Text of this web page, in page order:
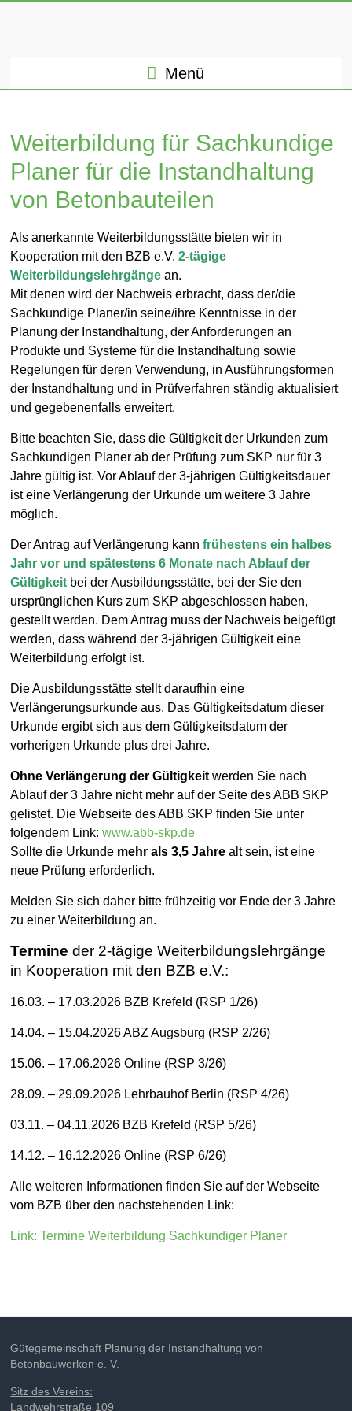
Menü
Weiterbildung für Sachkundige
Planer für die Instandhaltung
von Betonbauteilen
Als anerkannte Weiterbildungsstätte bieten wir in
Kooperation mit den BZB e.V.2-tägige
Weiterbildungslehrgänge an.
Mit denen wird der Nachweis erbracht, dass der/die
Sachkundige Planer/in seine/ihre Kenntnisse in der
Planung der Instandhaltung, der Anforderungen an
Produkte und Systeme für die Instandhaltung sowie
Regelungen für deren Verwendung, in Ausführungsformen
der Instandhaltung und in Prüfverfahren ständig aktualisiert
und gegebenenfalls erweitert.
Bitte beachten Sie, dass die Gültigkeit der Urkunden zum
Sachkundigen Planer ab der Prüfung zum SKP nur für 3
Jahre gültig ist. Vor Ablauf der 3-jährigen Gültigkeitsdauer
ist eine Verlängerung der Urkunde um weitere 3 Jahre
möglich.
Der Antrag auf Verlängerung kannfrühestens ein halbes
Jahr vor und spätestens 6 Monate nach Ablauf der
Gültigkeit bei der Ausbildungsstätte, bei der Sie den
ursprünglichen Kurs zum SKP abgeschlossen haben,
gestellt werden. Dem Antrag muss der Nachweis beigefügt
werden, dass während der 3-jährigen Gültigkeit eine
Weiterbildung erfolgt ist.
Die Ausbildungsstätte stellt daraufhin eine
Verlängerungsurkunde aus. Das Gültigkeitsdatum dieser
Urkunde ergibt sich aus dem Gültigkeitsdatum der
vorherigen Urkunde plus drei Jahre.
Ohne Verlängerung der Gültigkeit werden Sie nach
Ablauf der 3 Jahre nicht mehr auf der Seite des ABB SKP
gelistet. Die Webseite des ABB SKP finden Sie unter
folgendem Link:www.abb-skp.de
Sollte die Urkunde mehr als 3,5 Jahre alt sein, ist eine
neue Prüfung erforderlich.
Melden Sie sich daher bitte frühzeitig vor Ende der 3 Jahre
zu einer Weiterbildung an.
Termine der 2-tägige Weiterbildungslehrgänge
in Kooperation mit den BZB e.V.:
16.03. – 17.03.2026 BZB Krefeld (RSP 1/26)
14.04. – 15.04.2026 ABZ Augsburg (RSP 2/26)
15.06. – 17.06.2026 Online (RSP 3/26)
28.09. – 29.09.2026 Lehrbauhof Berlin (RSP 4/26)
03.11. – 04.11.2026 BZB Krefeld (RSP 5/26)
14.12. – 16.12.2026 Online (RSP 6/26)
Alle weiteren Informationen finden Sie auf der Webseite
vom BZB über den nachstehenden Link:
Link: Termine Weiterbildung Sachkundiger Planer
Gütegemeinschaft Planung der Instandhaltung von
Betonbauwerken e. V.
Sitz des Vereins:
Landwehrstraße 109